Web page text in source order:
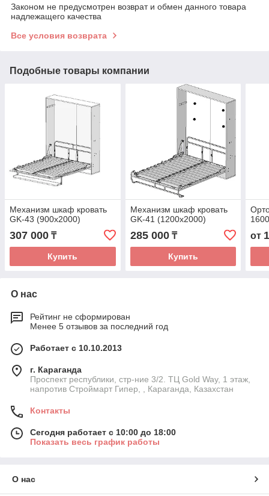
Законом не предусмотрен возврат и обмен данного товара
надлежащего качества
Все условия возврата
Подобные товары компании
Механизм шкаф кровать
GK-43 (900х2000)
307 000 ₸
Купить
Механизм шкаф кровать
GK-41 (1200х2000)
285 000₸
Купить
от
О нас
Рейтинг не сформирован
Менее 5 отзывов за последний год
Работает с 10.10.2013
г. Караганда
Проспект республики, стр-ние 3/2. ТЦ Gold Way, 1 этаж,
напротив Строймарт Гипер, , Караганда, Казахстан
Контакты
Сегодня работает с 10:00 до 18:00
Показать весь график работы
О нас